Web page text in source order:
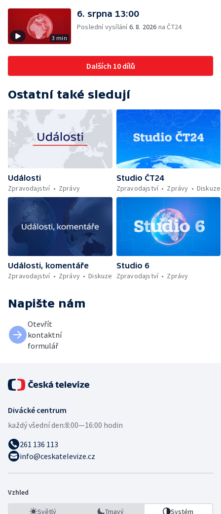
3 min
6. srpna 13:00
Poslední vysílání6. 8. 2026 na ČT24
Dalších 10 dílů
Ostatní také sledují
Události
Zpravodajství
Zprávy
Studio ČT24
Zpravodajství
Zprávy Diskuze
Události, komentáře
Zpravodajství
Zprávy Diskuze
Studio 6
Zpravodajství
Zprávy
Napište nám
Otevřít
kontaktní
formulář
Divácké centrum
každý všední den:8:00—16:00 hodin
261 136 113
info@ceskatelevize.cz
Vzhled
Světlý Tmavý Systém